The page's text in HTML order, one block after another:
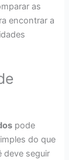
as
encontrar a
pode
do que
deve seguir